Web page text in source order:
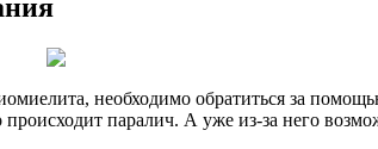
необходимо обратиться за
паралич. А уже из-за него